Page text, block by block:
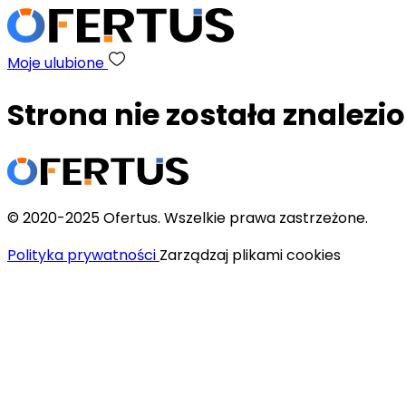
Moje ulubione
Strona nie została
© 2020-2025 Ofertus. Wszelkie prawa zastrzeżone.
Polityka prywatności Zarządzaj plikami cookies